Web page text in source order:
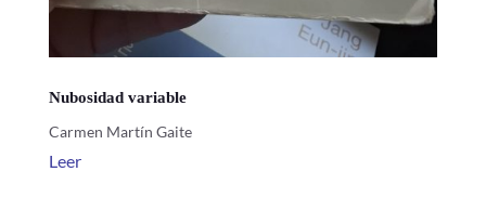
Nubosidad variable
Carmen Martín Gaite
Leer